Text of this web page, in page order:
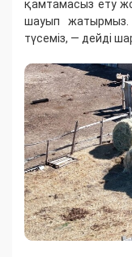
қамтамасыз ету
шауып жатырмыз.
түсеміз, — дейді